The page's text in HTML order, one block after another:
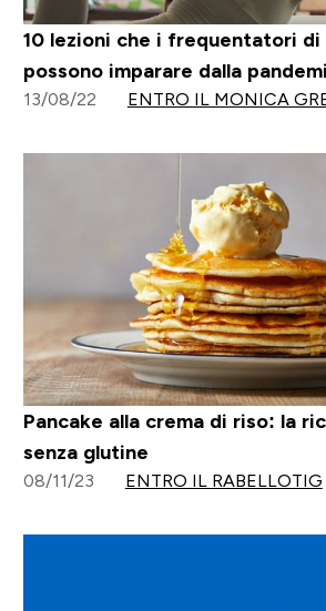
10 lezioni che i frequentatori di
possono imparare dalla
13/08/22 ENTRO IL MONICA
Pancake alla crema di riso: la
senza glutine
08/11/23 ENTRO IL RABELLOTIG